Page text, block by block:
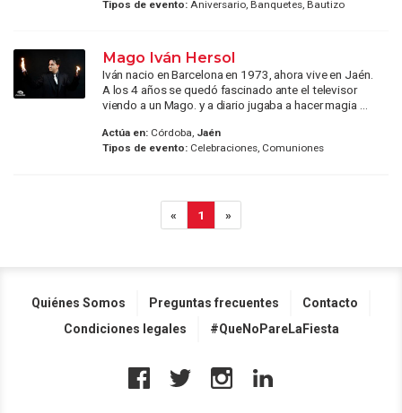
Tipos de evento:Aniversario, Banquetes, Bautizo
Mago Iván Hersol
Iván nacio en Barcelona en 1973, ahora vive en Jaén.
A los 4 años se quedó fascinado ante el televisor
viendo a un Mago. y a diario jugaba a hacer magia ...
Actúa en:Córdoba, Jaén
Tipos de evento:Celebraciones, Comuniones
« 1 »
Quiénes Somos Preguntas frecuentes
Contacto
Condiciones legales
#QueNoPareLaFiesta